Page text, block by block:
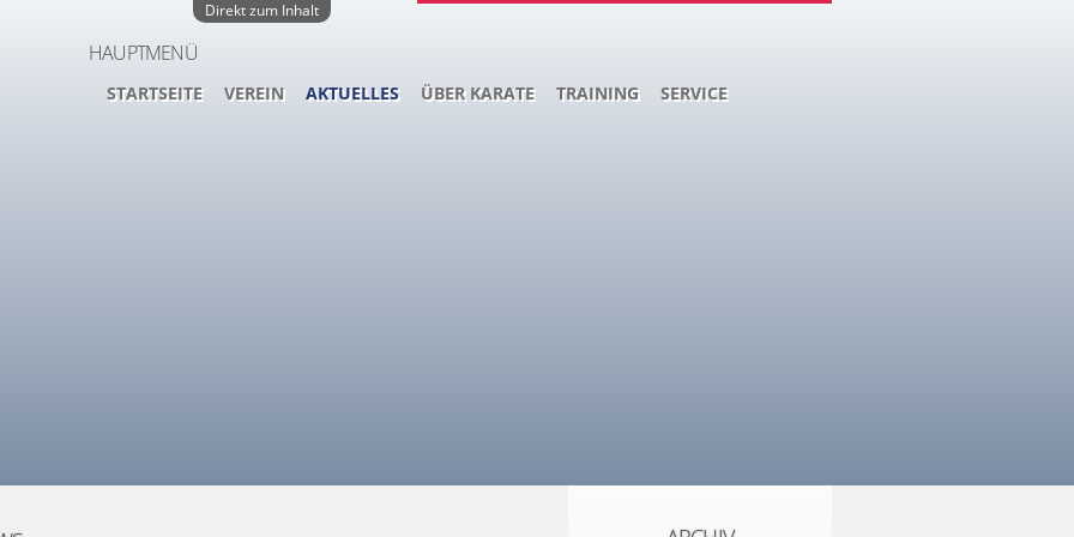
Direkt zum Inhalt
HAUPTMENÜ
STARTSEITE VEREIN AKTUELLES ÜBER KARATE TRAINING SERVICE